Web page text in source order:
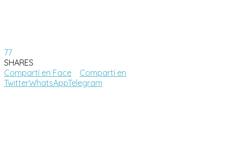
77
SHARES
Compartí en Face
Compartí en
TwitterWhatsAppTelegram